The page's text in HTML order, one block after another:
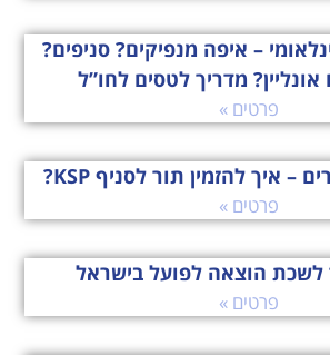
– איפה מנפיקים? סניפים?
אונליין? מדריך לטסים לחו”ל
פרטים »
פרטים »
לשכת הוצאה לפועל בישראל
פרטים »